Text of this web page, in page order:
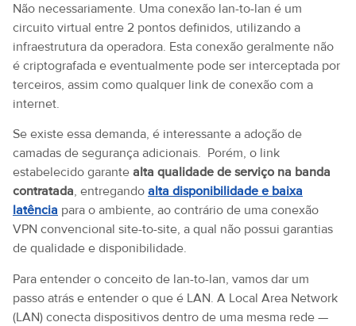
Não necessariamente. Uma conexão lan-to-lan é um
circuito virtual entre 2 pontos definidos, utilizando a
infraestrutura da operadora. Esta conexão geralmente não
é criptografada e eventualmente pode ser interceptada por
terceiros, assim como qualquer link de conexão com a
internet.
Se existe essa demanda, é interessante a adoção de
camadas de segurança adicionais. Porém, o link
estabelecido garante alta qualidade de serviço na banda
contratada, entregando alta disponibilidade e baixa
latência para o ambiente, ao contrário de uma conexão
VPN convencional site-to-site, a qual não possui garantias
de qualidade e disponibilidade.
Para entender o conceito de lan-to-lan, vamos dar um
passo atrás e entender o que é LAN. A Local Area Network
(LAN) conecta dispositivos dentro de uma mesma rede —